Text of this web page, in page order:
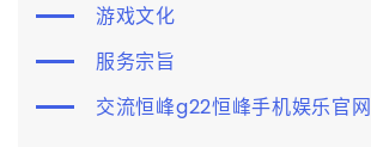
游戏文化
服务宗旨
交流恒峰g22恒峰手机娱乐官网